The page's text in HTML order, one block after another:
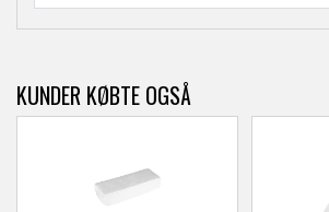
KUNDER KØBTE OGSÅ